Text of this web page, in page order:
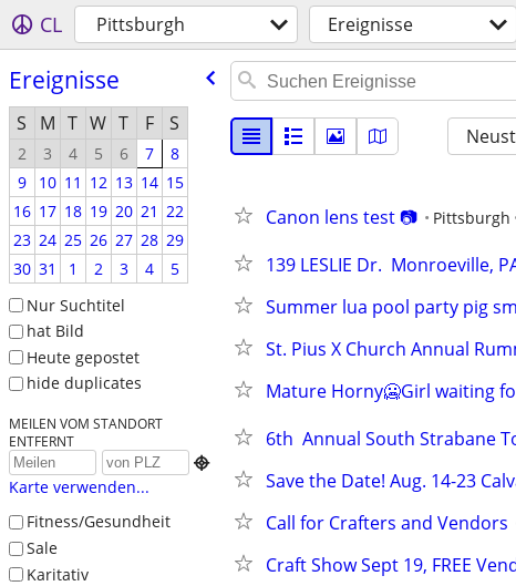
CL Pittsburgh Ereignisse
Ereignisse
S M T W T F S
2 3 4 5 6 7
8
9
10 11 12 13 14 15
16 17 18 19 20 21 22
23 24 25 26 27 28 29
30 31 1 2 3 4
5
Nur Suchtitel
hat Bild
Heute gepostet
hide duplicates
MEILEN VOM STANDORT
ENTFERNT

Karte verwenden...
Fitness/Gesundheit
Sale
Karitativ
Canon lens test 📷 Pittsburgh
139 LESLIE Dr.  Monroeville,
Summer lua pool party pig
St. Pius X Church Annual
Mature Horny🥶Girl waiting
6th  Annual South Strabane
Save the Date! Aug. 14-23
Call for Crafters and Vendors
Craft Show Sept 19, FREE